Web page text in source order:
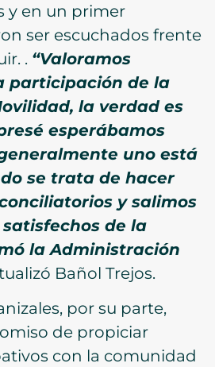
y en un primer
ser escuchados frente
. “Valoramos
participación de la
la verdad es
esperábamos
uno está
se trata de hacer
y salimos
de la
la Administración
Bañol Trejos.
por su parte,
de propiciar
con la comunidad